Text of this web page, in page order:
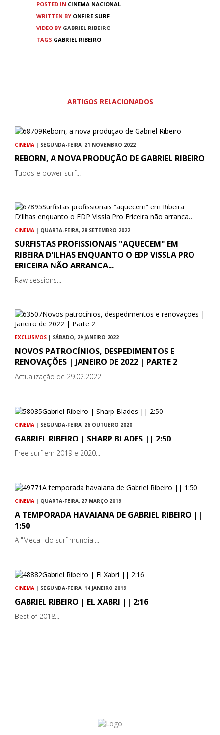
POSTED IN CINEMA NACIONAL
WRITTEN BY ONFIRE SURF
VIDEO BY GABRIEL RIBEIRO
TAGS GABRIEL RIBEIRO
ARTIGOS RELACIONADOS
CINEMA | SEGUNDA-FEIRA, 21 NOVEMBRO 2022
REBORN, A NOVA PRODUÇÃO DE GABRIEL RIBEIRO
Tubos e power surf...
CINEMA | QUARTA-FEIRA, 28 SETEMBRO 2022
SURFISTAS PROFISSIONAIS "AQUECEM" EM
RIBEIRA D'ILHAS ENQUANTO O EDP VISSLA PRO
ERICEIRA NÃO ARRANCA...
Raw sessions...
EXCLUSIVOS | SÁBADO, 29 JANEIRO 2022
NOVOS PATROCÍNIOS, DESPEDIMENTOS E
RENOVAÇÕES | JANEIRO DE 2022 | PARTE 2
Actualização de 29.02.2022
CINEMA | SEGUNDA-FEIRA, 26 OUTUBRO 2020
GABRIEL RIBEIRO | SHARP BLADES || 2:50
Free surf em 2019 e 2020...
CINEMA | QUARTA-FEIRA, 27 MARÇO 2019
A TEMPORADA HAVAIANA DE GABRIEL RIBEIRO ||
1:50
A "Meca" do surf mundial...
CINEMA | SEGUNDA-FEIRA, 14 JANEIRO 2019
GABRIEL RIBEIRO | EL XABRI || 2:16
Best of 2018...